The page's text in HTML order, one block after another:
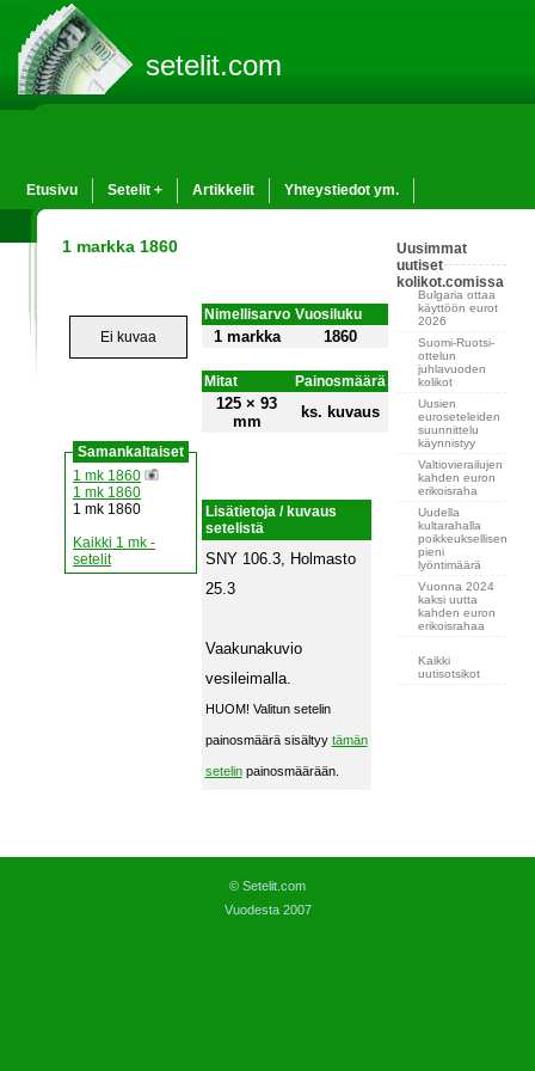
setelit.com
Etusivu Setelit + Artikkelit Yhteystiedot ym.
1 markka 1860
Ei kuvaa
Samankaltaiset
1 mk 1860
1 mk 1860
1 mk 1860
Kaikki 1 mk -
setelit
Nimellisarvo Vuosiluku
1 markka 1860
Mitat Painosmäärä
125 × 93
mm
ks. kuvaus
Lisätietoja / kuvaus
setelistä
SNY 106.3, Holmasto
25.3
Vaakunakuvio
vesileimalla.
HUOM! Valitun setelin
painosmäärä sisältyy tämän
setelinpainosmäärään.
Uusimmat
uutiset
kolikot.comissa
Bulgaria ottaa
käyttöön eurot
2026
Suomi-Ruotsi-
ottelun
juhlavuoden
kolikot
Uusien
euroseteleiden
suunnittelu
käynnistyy
Valtiovierailujen
kahden euron
erikoisraha
Uudella
kultarahalla
poikkeuksellisen
pieni
lyöntimäärä
Vuonna 2024
kaksi uutta
kahden euron
erikoisrahaa
Kaikki
uutisotsikot
© Setelit.com
Vuodesta 2007